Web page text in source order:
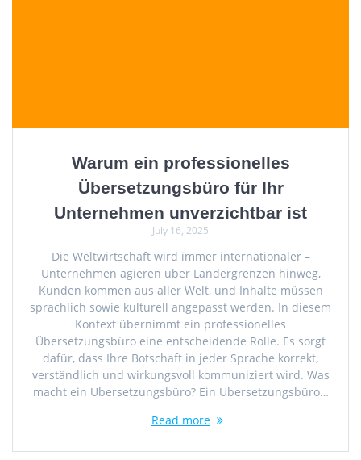
Warum ein professionelles
Übersetzungsbüro für Ihr
Unternehmen unverzichtbar ist
July 16, 2025
Die Weltwirtschaft wird immer internationaler –
Unternehmen agieren über Ländergrenzen hinweg,
Kunden kommen aus aller Welt, und Inhalte müssen
sprachlich sowie kulturell angepasst werden. In diesem
Kontext übernimmt ein professionelles
Übersetzungsbüro eine entscheidende Rolle. Es sorgt
dafür, dass Ihre Botschaft in jeder Sprache korrekt,
verständlich und wirkungsvoll kommuniziert wird. Was
macht ein Übersetzungsbüro? Ein Übersetzungsbüro…
Read more